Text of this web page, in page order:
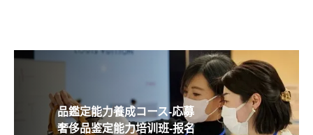
品鑑定能力養成コース-応募
奢侈品鉴定能力培训班-报名